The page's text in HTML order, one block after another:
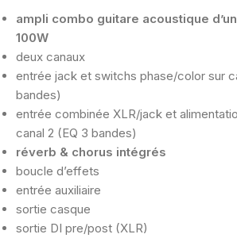
ampli combo guitare acoustique
100W
deux canaux
entrée jack et switchs phase/color sur
bandes)
entrée combinée XLR/jack et
canal 2 (EQ 3 bandes)
réverb & chorus intégrés
boucle d’effets
entrée auxiliaire
sortie casque
sortie DI pre/post (XLR)